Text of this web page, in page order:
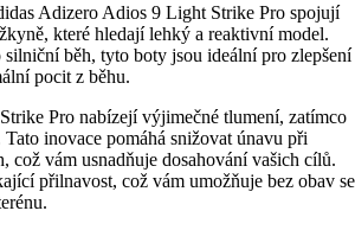
Adizero Adios 9 Light Strike Pro spojují
které hledají lehký a reaktivní model.
běh, tyto boty jsou ideální pro zlepšení
pocit z běhu.
Pro nabízejí výjimečné tlumení, zatímco
inovace pomáhá snižovat únavu při
což vám usnadňuje dosahování vašich cílů.
přilnavost, což vám umožňuje bez obav se